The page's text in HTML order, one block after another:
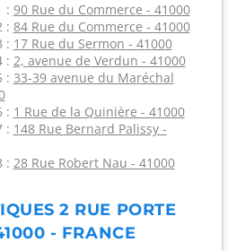
: 90 Rue du Commerce - 41000
: 84 Rue du Commerce - 41000
: 17 Rue du Sermon - 41000
: 2, avenue de Verdun - 41000
: 33-39 avenue du Maréchal
: 1 Rue de la Quinière - 41000
: 148 Rue Bernard Palissy -
: 28 Rue Robert Nau - 41000
2 RUE PORTE
- FRANCE